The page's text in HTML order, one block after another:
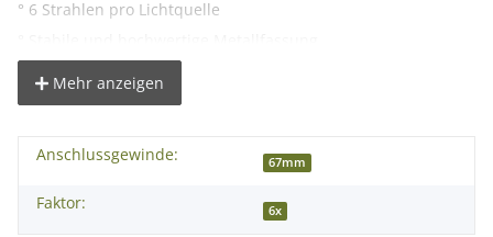
° 6 Strahlen pro Lichtquelle
Filtern oder Gegenlichtblenden
Die benötigte Filtergröße richtet sich nach dem
Objektivdurchmesser. Prüfen Sie bitte vor der Bestellung, ob
der Durchmesser des Angebotes zu dem Ihres Objektives
Mehr anzeigen
Anschlussgewinde: 67mm
Faktor: 6x